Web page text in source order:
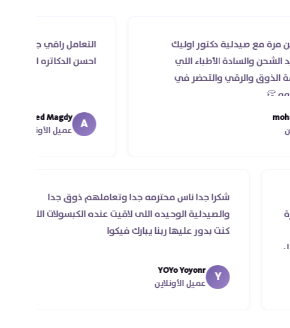
صيدلية دكتور اوليك
الأطباء اللي
والتحضر في
التعامل راقي جدا و الخدمه
احسن الدكاتره الي اتعاملت
Ahmed Magdy
عميل الأونلاين
للي
مرة
في اقل
شكرا جدا ناس محترمه جدا وتعاملهم ذوق جدا
والصيدلية الوحيده اللى لاقيت عنده الكبسولات
كنت بدور عليها ربنا يبارك فيكوا
Y
YOYo Yoyonr
عميل الأونلاين